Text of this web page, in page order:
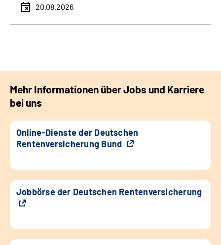
20.08.2026
Mehr Informationen über Jobs und Karriere
bei uns
Online-Dienste der Deutschen
Rentenversicherung Bund
Jobbörse der Deutschen Rentenversicherung